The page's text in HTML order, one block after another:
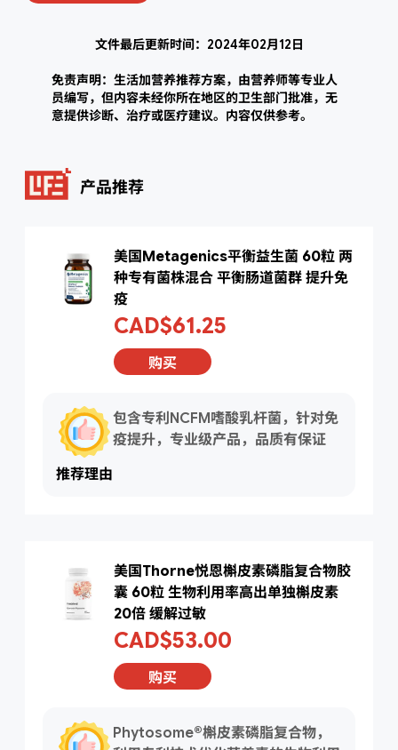
文件最后更新时间：2024年02月12日
免责声明：生活加营养推荐方案，由营养师等专业人
员编写，但内容未经你所在地区的卫生部门批准，无
意提供诊断、治疗或医疗建议。内容仅供参考。
产品推荐
美国Metagenics平衡益生菌 60粒 两
种专有菌株混合 平衡肠道菌群 提升免
疫
CAD$61.25
购买
推荐理由
包含专利NCFM嗜酸乳杆菌，针对免
疫提升，专业级产品，品质有保证
美国Thorne悦恩槲皮素磷脂复合物胶
囊 60粒 生物利用率高出单独槲皮素
20倍 缓解过敏
CAD$53.00
购买
Phytosome®槲皮素磷脂复合物，